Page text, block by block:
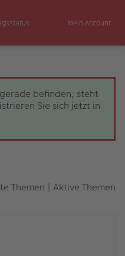
Mein Account
befinden, steht
Sie sich jetzt in
Themen | Aktive Themen